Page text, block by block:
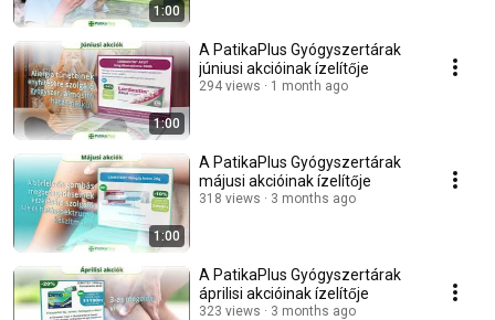
1:00
1:00
A PatikaPlus Gyógyszertárak
júniusi akcióinak ízelítője
294 views 1 month ago
1:00
A PatikaPlus Gyógyszertárak
májusi akcióinak ízelítője
318 views 3 months ago
A PatikaPlus Gyógyszertárak
áprilisi akcióinak ízelítője
323 views 3 months ago